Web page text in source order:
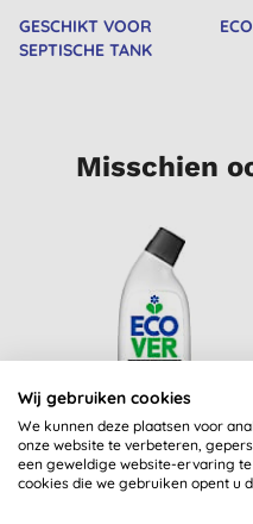
GESCHIKT VOOR
SEPTISCHE TANK
Misschien
Ecover WC Reiniger
Power
Wij gebruiken cookies
We kunnen deze plaatsen voor
onze website te verbeteren,
een geweldige website-ervaring
cookies die we gebruiken opent u